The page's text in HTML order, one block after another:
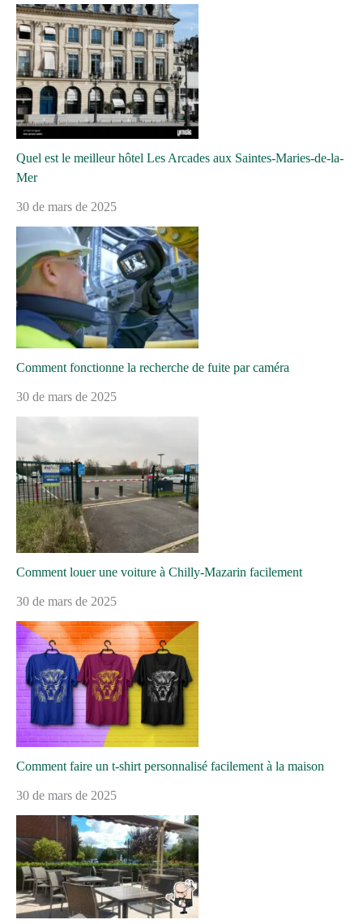
Quel est le meilleur hôtel Les Arcades aux Saintes-Maries-de-la-
Mer
30 de mars de 2025
Comment fonctionne la recherche de fuite par caméra
30 de mars de 2025
Comment louer une voiture à Chilly-Mazarin facilement
30 de mars de 2025
Comment faire un t-shirt personnalisé facilement à la maison
30 de mars de 2025